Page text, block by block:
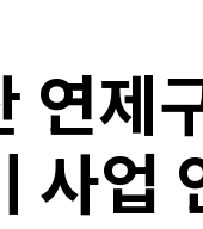
연제
업